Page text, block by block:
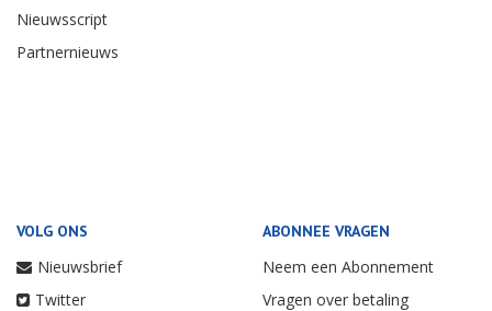
Nieuwsscript
Partnernieuws
VOLG ONS
Nieuwsbrief
Twitter
ABONNEE VRAGEN
Neem een Abonnement
Vragen over betaling